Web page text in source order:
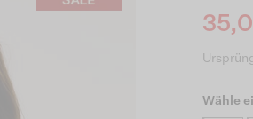
Wähle